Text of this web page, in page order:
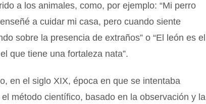
a los animales, como, por ejemplo: “Mi perro
a cuidar mi casa, pero cuando siente
sobre la presencia de extraños” o “El león es el
que tiene una fortaleza nata”.
en el siglo XIX, época en que se intentaba
método científico, basado en la observación y la